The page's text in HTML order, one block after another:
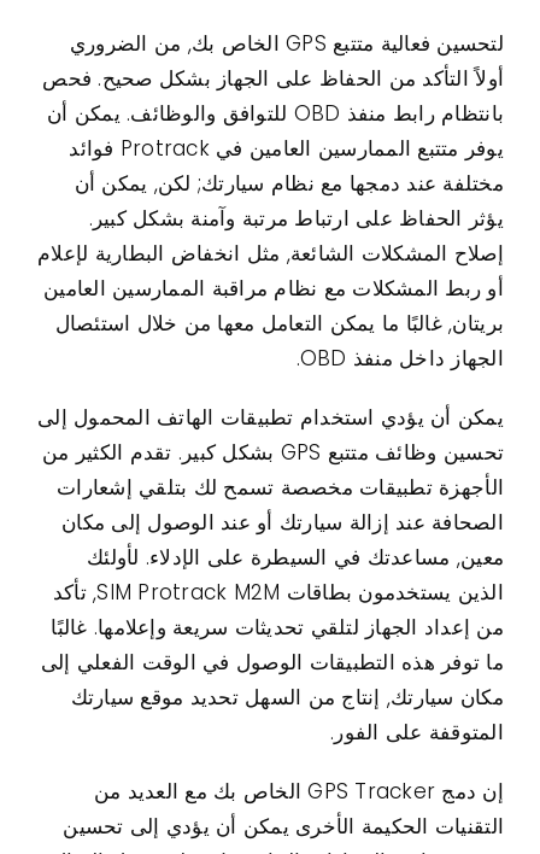
لتحسين فعالية متتبع GPS الخاص بك, من الضروري
أولاً التأكد من الحفاظ على الجهاز بشكل صحيح. فحص
بانتظام رابط منفذ OBD للتوافق والوظائف. يمكن أن
يوفر متتبع الممارسين العامين في Protrack فوائد
مختلفة عند دمجها مع نظام سيارتك; لكن, يمكن أن
يؤثر الحفاظ على ارتباط مرتبة وآمنة بشكل كبير.
إصلاح المشكلات الشائعة, مثل انخفاض البطارية لإعلام
أو ربط المشكلات مع نظام مراقبة الممارسين العامين
بريتان, غالبًا ما يمكن التعامل معها من خلال استئصال
الجهاز داخل منفذ OBD.
يمكن أن يؤدي استخدام تطبيقات الهاتف المحمول إلى
تحسين وظائف متتبع GPS بشكل كبير. تقدم الكثير من
الأجهزة تطبيقات مخصصة تسمح لك بتلقي إشعارات
الصحافة عند إزالة سيارتك أو عند الوصول إلى مكان
معين, مساعدتك في السيطرة على الإدلاء. لأولئك
الذين يستخدمون بطاقات SIM Protrack M2M, تأكد
من إعداد الجهاز لتلقي تحديثات سريعة وإعلامها. غالبًا
ما توفر هذه التطبيقات الوصول في الوقت الفعلي إلى
مكان سيارتك, إنتاج من السهل تحديد موقع سيارتك
المتوقفة على الفور.
إن دمج GPS Tracker الخاص بك مع العديد من
التقنيات الحكيمة الأخرى يمكن أن يؤدي إلى تحسين